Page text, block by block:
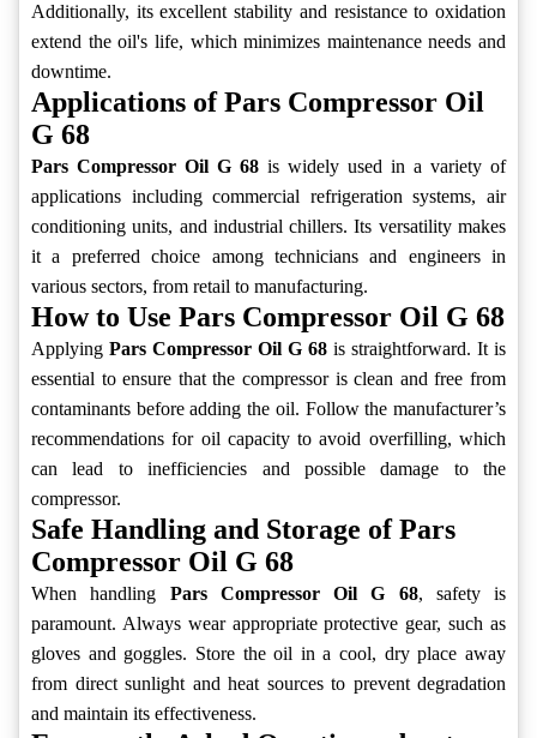
Additionally, its excellent stability and resistance to oxidation
extend the oil's life, which minimizes maintenance needs and
downtime.
Applications of Pars Compressor Oil
G 68
Pars Compressor Oil G 68 is widely used in a variety of
applications including commercial refrigeration systems, air
conditioning units, and industrial chillers. Its versatility makes
it a preferred choice among technicians and engineers in
various sectors, from retail to manufacturing.
How to Use Pars Compressor Oil G 68
Applying Pars Compressor Oil G 68 is straightforward. It is
essential to ensure that the compressor is clean and free from
contaminants before adding the oil. Follow the manufacturer’s
recommendations for oil capacity to avoid overfilling, which
can lead to inefficiencies and possible damage to the
compressor.
Safe Handling and Storage of Pars
Compressor Oil G 68
When handling Pars Compressor Oil G 68, safety is
paramount. Always wear appropriate protective gear, such as
gloves and goggles. Store the oil in a cool, dry place away
from direct sunlight and heat sources to prevent degradation
and maintain its effectiveness.